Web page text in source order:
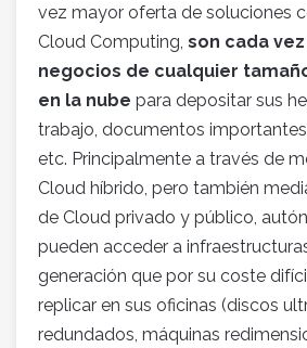
vez mayor oferta de soluciones
Cloud Computing, son cada
negocios de cualquier
en la nube para depositar sus
trabajo, documentos
etc. Principalmente a través de
Cloud híbrido, pero también
de Cloud privado y público,
pueden acceder a
generación que por su coste
replicar en sus oficinas (discos
redundados, máquinas